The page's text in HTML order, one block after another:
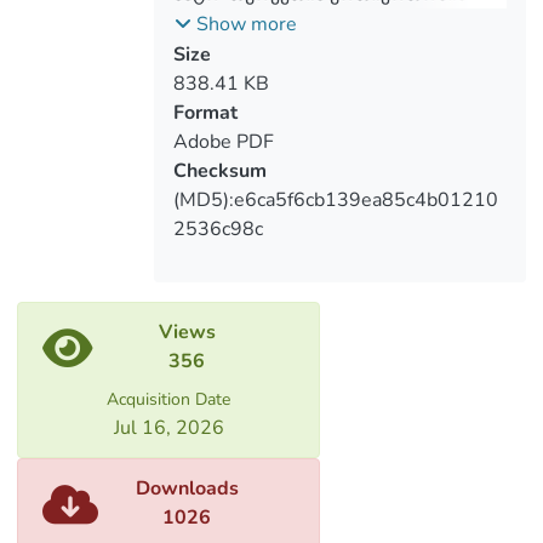
Allianse with this course. However, as a
member of the Black Sea Region
geographically, Turkey has a special role
to play in controlling the current situation
in the Black Sea or in the Middle East and
to pursue Western interests there.
აქტუალური ასპექტები და
პრობლემები: თანამშრომლობა თუ
კონფრონტაცია?!
Show more
Size
838.41 KB
Format
Adobe PDF
Checksum
(MD5):e6ca5f6cb139ea85c4b01210
2536c98c
Views
356
Acquisition Date
Jul 16, 2026
Downloads
1026